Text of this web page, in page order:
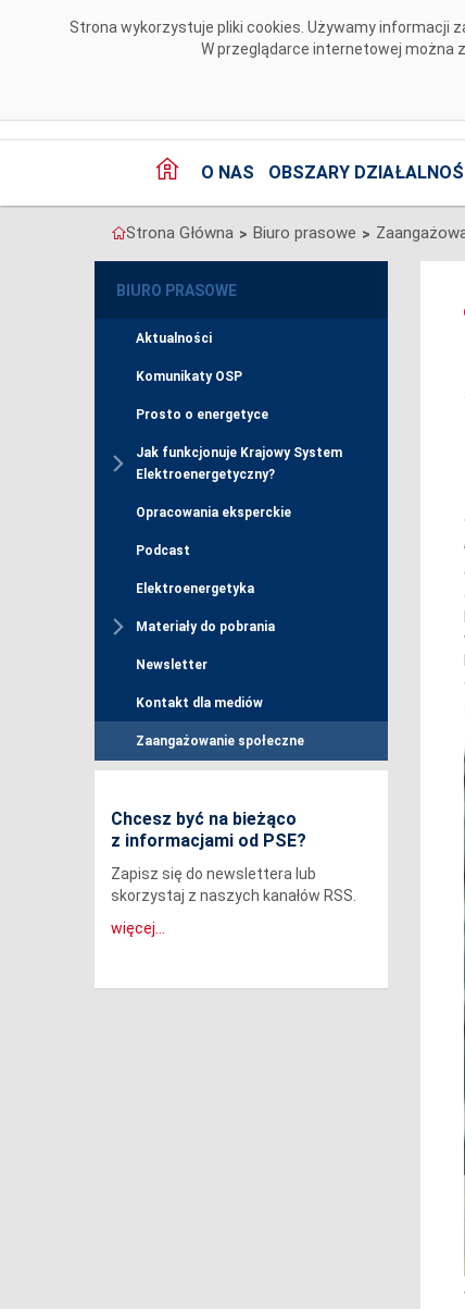
Strona wykorzystuje pliki cookies. Używamy informacji
W przeglądarce internetowej można
O NAS OBSZARY
Strona Główna > Biuro prasowe >
BIURO PRASOWE
Aktualności
Komunikaty OSP
Prosto o energetyce
Jak funkcjonuje Krajowy System
Elektroenergetyczny?
Opracowania eksperckie
Podcast
Elektroenergetyka
Materiały do pobrania
Newsletter
Kontakt dla mediów
Zaangażowanie społeczne
Chcesz być na bieżąco
z informacjami od PSE?
Zapisz się do newslettera lub
skorzystaj z naszych kanałów RSS.
więcej...